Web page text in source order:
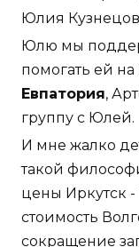
Юлия
Юлю мы
помогать ей на
Евпатория,
группу с Юлей.
И мне жалко
такой
цены Иркутск
стоимость
сокращение